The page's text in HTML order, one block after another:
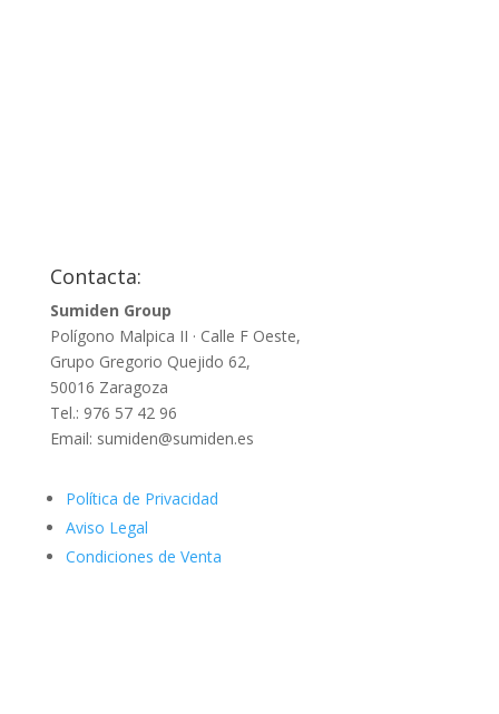
Contacta:
Sumiden Group
Polígono Malpica II · Calle F Oeste,
Grupo Gregorio Quejido 62,
50016 Zaragoza
Tel.: 976 57 42 96
Email: sumiden@sumiden.es
Política de Privacidad
Aviso Legal
Condiciones de Venta